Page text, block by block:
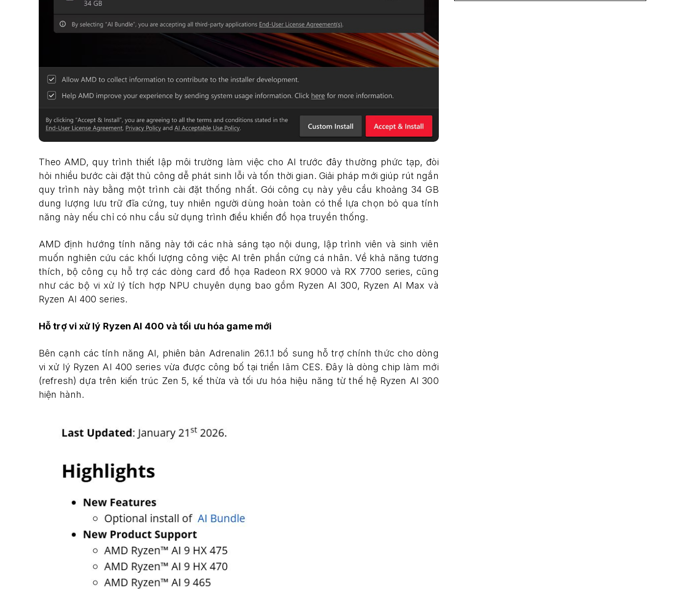
Theo AMD, quy trình thiết lập môi trường làm việc cho AI trước đây thường phức tạp, đòi
hỏi nhiều bước cài đặt thủ công dễ phát sinh lỗi và tốn thời gian. Giải pháp mới giúp rút ngắn
quy trình này bằng một trình cài đặt thống nhất. Gói công cụ này yêu cầu khoảng 34 GB
dung lượng lưu trữ đĩa cứng, tuy nhiên người dùng hoàn toàn có thể lựa chọn bỏ qua tính
năng này nếu chỉ có nhu cầu sử dụng trình điều khiển đồ họa truyền thống.
AMD định hướng tính năng này tới các nhà sáng tạo nội dung, lập trình viên và sinh viên
muốn nghiên cứu các khối lượng công việc AI trên phần cứng cá nhân. Về khả năng tương
thích, bộ công cụ hỗ trợ các dòng card đồ họa Radeon RX 9000 và RX 7700 series, cũng
như các bộ vi xử lý tích hợp NPU chuyên dụng bao gồm Ryzen AI 300, Ryzen AI Max và
Ryzen AI 400 series.
Hỗ trợ vi xử lý Ryzen AI 400 và tối ưu hóa game mới
Bên cạnh các tính năng AI, phiên bản Adrenalin 26.1.1 bổ sung hỗ trợ chính thức cho dòng
vi xử lý Ryzen AI 400 series vừa được công bố tại triển lãm CES. Đây là dòng chip làm mới
(refresh) dựa trên kiến trúc Zen 5, kế thừa và tối ưu hóa hiệu năng từ thế hệ Ryzen AI 300
hiện hành.